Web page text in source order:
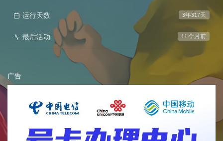
3年317天
运行天数
11 个月前
最后活动
广告